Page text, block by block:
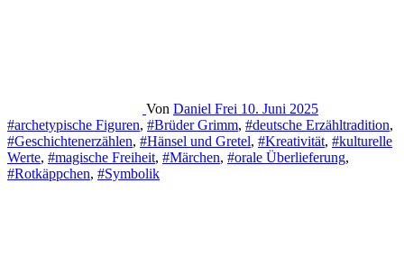
Von Daniel Frei 10. Juni 2025
#archetypische Figuren, #Brüder Grimm, #deutsche Erzähltradition,
#Geschichtenerzählen, #Hänsel und Gretel, #Kreativität, #kulturelle
Werte, #magische Freiheit, #Märchen, #orale Überlieferung,
#Rotkäppchen, #Symbolik